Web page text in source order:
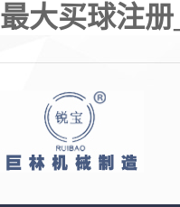
最大买球注册